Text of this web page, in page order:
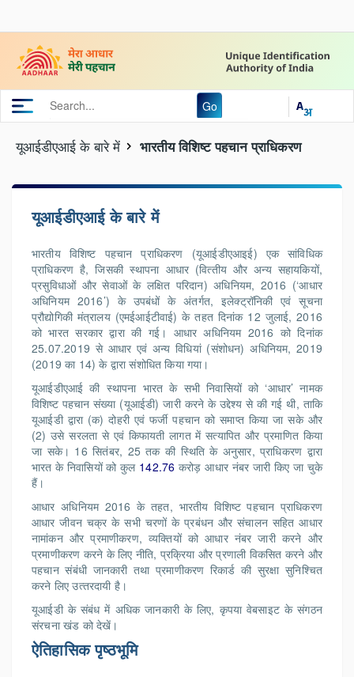
Go
यूआईडीएआई के बारे में भारतीय विशिष्ट पहचान प्राधिकरण
यूआईडीएआई के बारे में
भारतीय विशिष्‍ट पहचान प्राधिकरण (यूआईडीएआइई) एक सांविधिक
प्राधिकरण है, जिसकी स्‍थापना आधार (वित्‍तीय और अन्‍य सहायकियों,
प्रसुविधाओं और सेवाओं के लक्षित परिदान) अधिनियम, 2016 (‘आधार
अधिनियम 2016’) के उपबंधों के अंतर्गत, इलेक्‍ट्रॉनिकी एवं सूचना
प्रौद्योगिकी मंत्रालय (एमईआईटीवाई) के तहत दिनांक 12 जुलाई, 2016
को भारत सरकार द्वारा की गई। आधार अधिनियम 2016 को दिनांक
25.07.2019 से आधार एवं अन्‍य विधियां (संशोधन) अधिनियम, 2019
(2019 का 14) के द्वारा संशोधित किया गया।
यूआईडीएआई की स्‍थापना भारत के सभी निवासियों को ‘आधार’ नामक
विशिष्‍ट पहचान संख्‍या (यूआईडी) जारी करने के उद्देश्‍य से की गई थी, ताकि
यूआईडी द्वारा (क) दोहरी एवं फर्जी पहचान को समाप्‍त किया जा सके और
(2) उसे सरलता से एवं किफायती लागत में सत्‍यापित और प्रमाणित किया
जा सके। 16सितंबर, 25 तक की स्थिति के अनुसार, प्राधिकरण द्वारा
भारत के निवासियों को कुल 142.76 करोड़ आधार नंबर जारी किए जा चुके
हैं।
आ‍धार अधिनियम 2016 के तहत, भारतीय विशिष्‍ट पहचान प्राधिकरण
आधार जीवन चक्र के सभी चरणों के प्रबंधन और संचालन सहित आधार
नामांकन और प्रमाणीकरण, व्‍यक्तियों को आधार नंबर जारी करने और
प्रमाणीकरण करने के लिए नीति, प्रक्रिया और प्रणाली विकसित करने और
पहचान संबंधी जानकारी तथा प्रमाणीकरण रिकार्ड की सुरक्षा सुनिश्चित
करने लिए उत्‍तरदायी है।
यूआईडी के संबंध में अधिक जानकारी के लिए, कृपया वेबसाइट के संगठन
संरचना खंड को देखें।
ऐतिहासिक पृष्‍ठभूमि